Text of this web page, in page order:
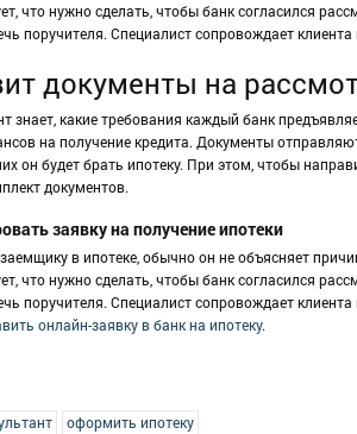
что нужно сделать, чтобы банк согласился
поручителя. Специалист сопровождает
документы на
знает, какие требования каждый банк
на получение кредита. Документы
он будет брать ипотеку. При этом, чтобы
документов.
заявку на получение ипотеки
в ипотеке, обычно он не объясняет
что нужно сделать, чтобы банк согласился
поручителя. Специалист сопровождает
онлайн-заявку в банк на ипотеку.
оформить ипотеку